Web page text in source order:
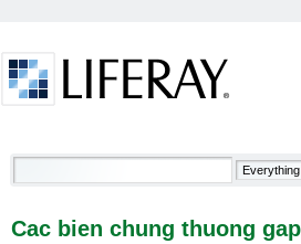
Cac bien chung thuong gap
Cac bien chung thuong